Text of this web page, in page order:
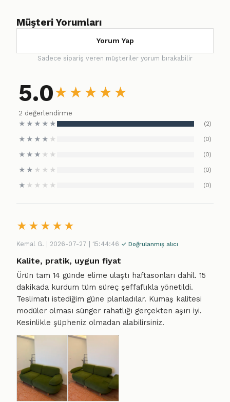
Müşteri Yorumları
Yorum Yap
Sadece sipariş veren müşteriler yorum bırakabilir
5.0★ ★ ★ ★ ★
2 değerlendirme
★ ★ ★ ★ ★ (2)
★ ★ ★ ★ ★ (0)
★ ★ ★ ★ ★ (0)
★ ★ ★ ★ ★ (0)
★ ★ ★ ★ ★ (0)
★ ★ ★ ★ ★
Kemal G. | 2026-07-27 | 15:44:46 ✓ Doğrulanmış alıcı
Kalite, pratik, uygun fiyat
Ürün tam 14 günde elime ulaştı haftasonları dahil. 15
dakikada kurdum tüm süreç şeffaflıkla yönetildi.
Teslimatı istediğim güne planladılar. Kumaş kalitesi
modüler olması sünger rahatlığı gerçekten aşırı iyi.
Kesinlikle şüpheniz olmadan alabilirsiniz.